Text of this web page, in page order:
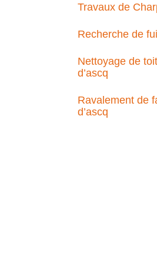
Travaux de
Recherche de
Nettoyage de
d’ascq
Ravalement de
d’ascq